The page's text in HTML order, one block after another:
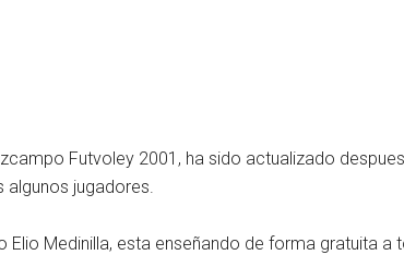
Futvoley 2001, ha sido actualizado
algunos jugadores.
Elio Medinilla, esta enseñando de forma gratuita a